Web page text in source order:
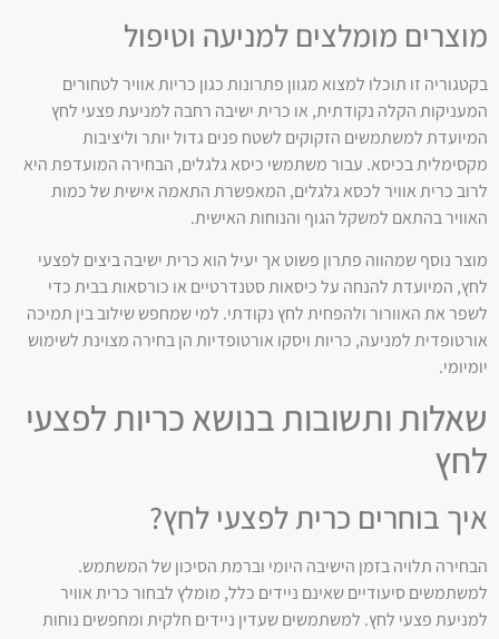
מוצרים מומלצים למניעה וטיפול
בקטגוריה זו תוכלו למצוא מגוון פתרונות כגון כריות אוויר לטחורים
המעניקות הקלה נקודתית, או כרית ישיבה רחבה למניעת פצעי לחץ
המיועדת למשתמשים הזקוקים לשטח פנים גדול יותר וליציבות
מקסימלית בכיסא. עבור משתמשי כיסא גלגלים, הבחירה המועדפת היא
לרוב כרית אוויר לכסא גלגלים, המאפשרת התאמה אישית של כמות
האוויר בהתאם למשקל הגוף והנוחות האישית.
מוצר נוסף שמהווה פתרון פשוט אך יעיל הוא כרית ישיבה ביצים לפצעי
לחץ, המיועדת להנחה על כיסאות סטנדרטיים או כורסאות בבית כדי
לשפר את האוורור ולהפחית לחץ נקודתי. למי שמחפש שילוב בין תמיכה
אורטופדית למניעה, כריות ויסקו אורטופדיות הן בחירה מצוינת לשימוש
יומיומי.
שאלות ותשובות בנושא כריות לפצעי
לחץ
איך בוחרים כרית לפצעי לחץ?
הבחירה תלויה בזמן הישיבה היומי וברמת הסיכון של המשתמש.
למשתמשים סיעודיים שאינם ניידים כלל, מומלץ לבחור כרית אוויר
למניעת פצעי לחץ. למשתמשים שעדין ניידים חלקית ומחפשים נוחות